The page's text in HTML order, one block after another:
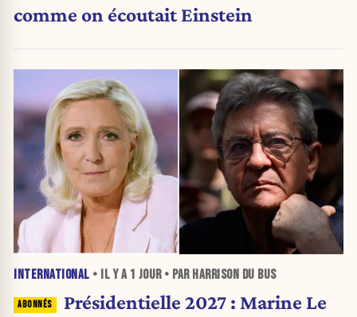
comme on écoutait Einstein
INTERNATIONAL • IL Y A 1 JOUR• PAR HARRISON DU BUS
Présidentielle 2027 : Marine Le